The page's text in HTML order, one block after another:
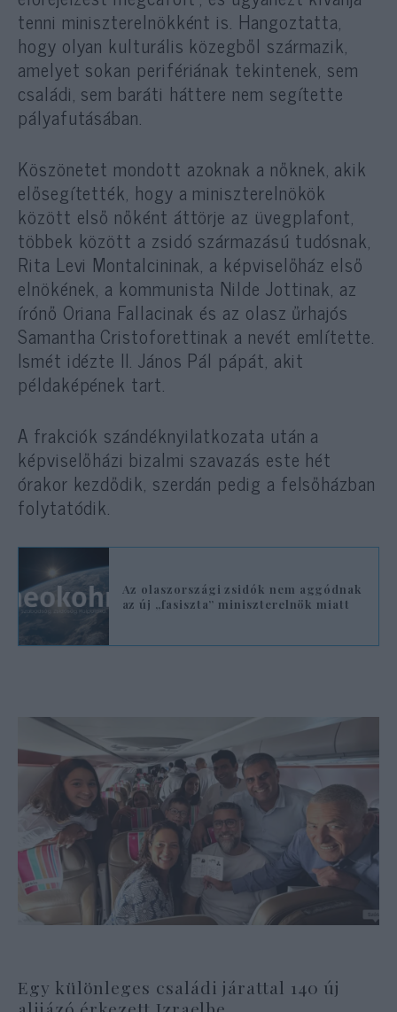
tenni miniszterelnökként is. Hangoztatta,
hogy olyan kulturális közegből származik,
amelyet sokan perifériának tekintenek, sem
családi, sem baráti háttere nem segítette
pályafutásában.
Köszönetet mondott azoknak a nőknek, akik
elősegítették, hogy a miniszterelnökök
között első nőként áttörje az üvegplafont,
többek között a zsidó származású tudósnak,
Rita Levi Montalcininak, a képviselőház első
elnökének, a kommunista Nilde Jottinak, az
írónő Oriana Fallacinak és az olasz űrhajós
Samantha Cristoforettinak a nevét említette.
Ismét idézte II. János Pál pápát, akit
példaképének tart.
A frakciók szándéknyilatkozata után a
képviselőházi bizalmi szavazás este hét
órakor kezdődik, szerdán pedig a felsőházban
folytatódik.
Az olaszországi zsidók nem aggódnak
az új „fasiszta” miniszterelnök miatt
Egy különleges családi járattal 140 új